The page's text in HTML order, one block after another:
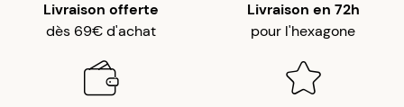
Livraison offerte
dès 69€ d'achat
Livraison en 72h
pour l'hexagone